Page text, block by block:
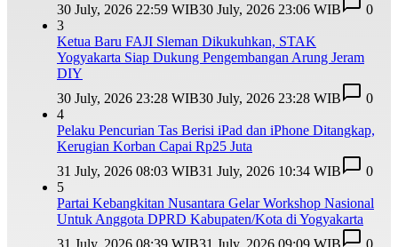
30 July, 2026 22:59 WIB30 July, 2026 23:06 WIB
0
3
Ketua Baru FAJI Sleman Dikukuhkan, STAK
Yogyakarta Siap Dukung Pengembangan Arung Jeram
DIY
30 July, 2026 23:28 WIB30 July, 2026 23:28 WIB
0
4
Pelaku Pencurian Tas Berisi iPad dan iPhone Ditangkap,
Kerugian Korban Capai Rp25 Juta
31 July, 2026 08:03 WIB31 July, 2026 10:34 WIB
0
5
Partai Kebangkitan Nusantara Gelar Workshop Nasional
Untuk Anggota DPRD Kabupaten/Kota di Yogyakarta
31 July, 2026 08:39 WIB31 July, 2026 09:09 WIB 0